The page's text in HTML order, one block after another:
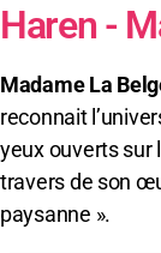
Haren -
Madame La
reconnait
yeux ouverts sur
travers de son
paysanne ».